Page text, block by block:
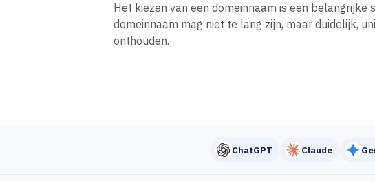
Het kiezen van een domeinnaam is een belangrijke
domeinnaam mag niet te lang zijn, maar duidelijk,
onthouden.
ChatGPT Claude